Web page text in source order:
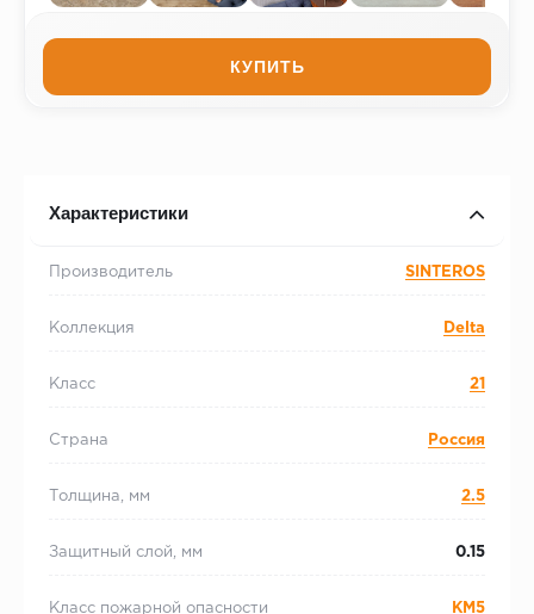
КУПИТЬ
Характеристики
Производитель SINTEROS
Коллекция Delta
Класс 21
Страна Россия
Толщина, мм 2.5
Защитный слой, мм 0.15
Класс пожарной опасности КМ5